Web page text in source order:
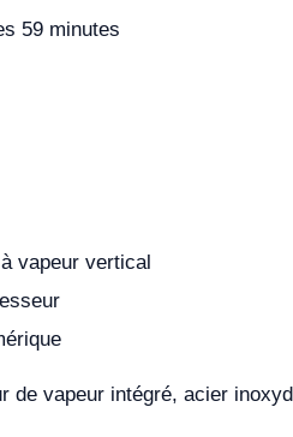
59 minutes
vapeur vertical
de vapeur intégré, acier